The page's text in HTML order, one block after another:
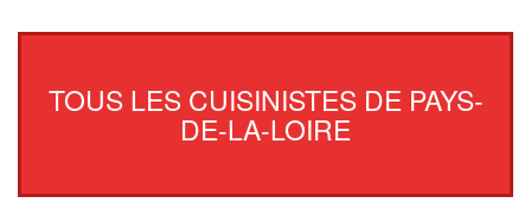
TOUS LES CUISINISTES DE PAYS-
DE-LA-LOIRE